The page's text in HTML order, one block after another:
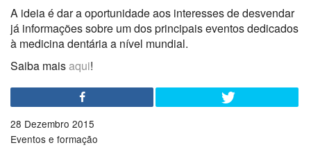
A ideia é dar a oportunidade aos interesses de desvendar
já informações sobre um dos principais eventos dedicados
à medicina dentária a nível mundial.
Saiba maisaqui!
28 Dezembro 2015
Eventos e formação